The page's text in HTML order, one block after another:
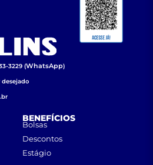
12_2025_REITORIA)
3229 (WhatsApp)
BENEFÍCIOS
Bolsas
Descontos
Estágio